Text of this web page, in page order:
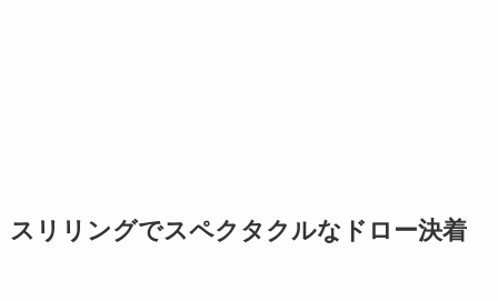
スリリングでスペクタクルなドロー決着